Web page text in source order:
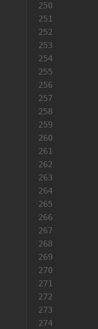
250
251
252
253
254
255
256
257
258
259
260
261
262
263
264
265
266
267
268
269
270
271
272
273
274